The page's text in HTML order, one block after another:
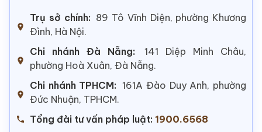
Trụ sở chính: 89 Tô Vĩnh Diện, phường Khương
Đình, Hà Nội.
Chi nhánh Đà Nẵng:
141 Diệp Minh Châu,
phường Hoà Xuân, Đà Nẵng.
Chi nhánh TPHCM: 161A Đào Duy Anh, phường
Đức Nhuận, TPHCM.
Tổng đài tư vấn pháp luật: 1900.6568